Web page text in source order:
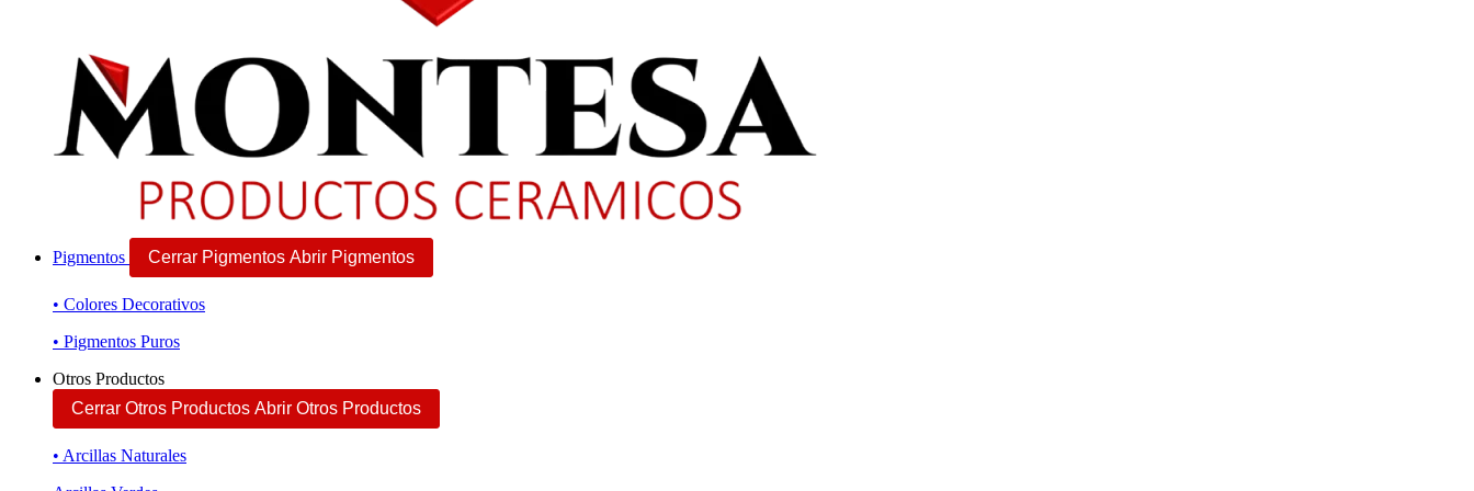
Pigmentos Cerrar Pigmentos Abrir Pigmentos
• Colores Decorativos
• Pigmentos Puros
Otros Productos
Cerrar Otros Productos Abrir Otros Productos
• Arcillas Naturales